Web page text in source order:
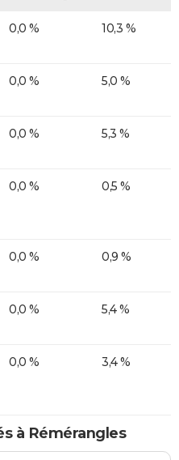
0,0 % 10,3 %
0,0 % 5,0 %
0,0 % 5,3 %
0,0 % 0,5 %
0,0 % 0,9 %
0,0 % 5,4 %
0,0 % 3,4 %
à Rémérangles